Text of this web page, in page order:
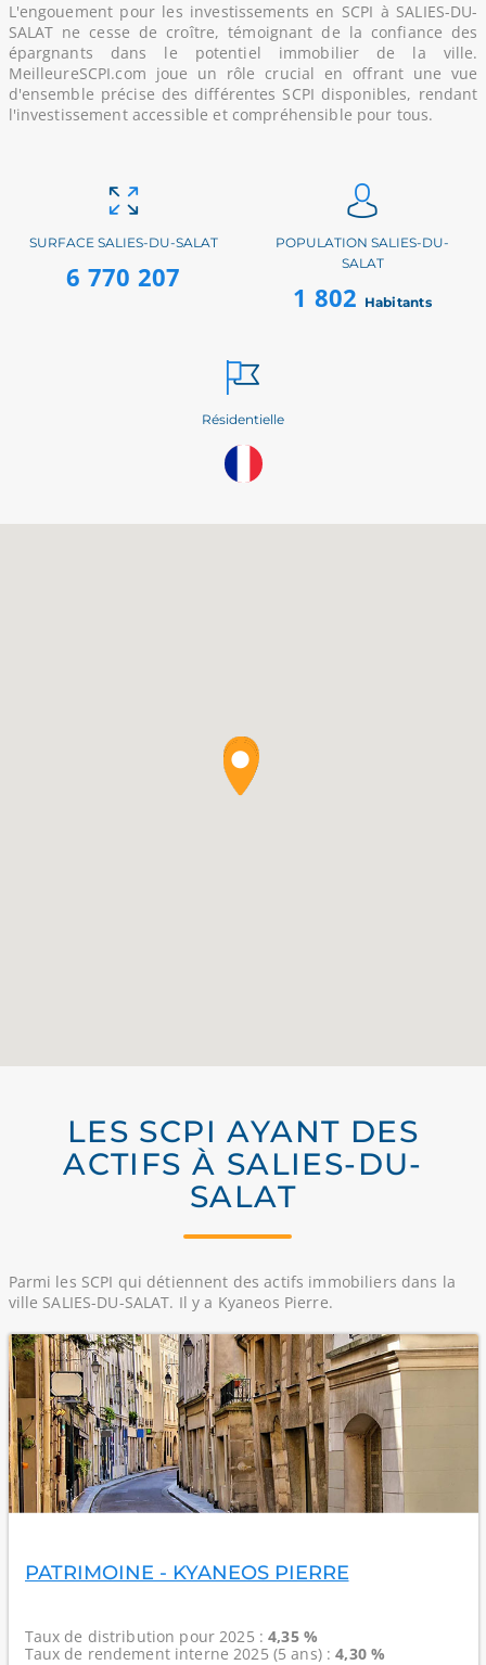
L'engouement pour les investissements en SCPI à SALIES-DU-
SALAT ne cesse de croître, témoignant de la confiance des
épargnants dans le potentiel immobilier de la ville.
MeilleureSCPI.com joue un rôle crucial en offrant une vue
d'ensemble précise des différentes SCPI disponibles, rendant
l'investissement accessible et compréhensible pour tous.
SURFACE SALIES-DU-SALAT
6 770 207
POPULATION SALIES-DU-
SALAT
1 802 Habitants
Résidentielle
LES SCPI AYANT DES
ACTIFS À SALIES-DU-
SALAT
Parmi les SCPI qui détiennent des actifs immobiliers dans la
ville SALIES-DU-SALAT. Il y a Kyaneos Pierre.
PATRIMOINE - KYANEOS PIERRE
Taux de distribution pour 2025 :4,35 %
Taux de rendement interne2025 (5 ans) :4,30 %